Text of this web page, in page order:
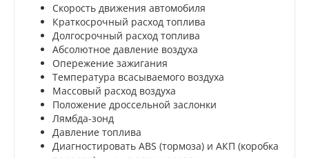
Скорость движения автомобиля
Краткосрочный расход топлива
Долгосрочный расход топлива
Абсолютное давление воздуха
Опережение зажигания
Температура всасываемого воздуха
Массовый расход воздуха
Положение дроссельной заслонки
Лямбда-зонд
Давление топлива
Диагностировать ABS (тормоза) и АКП (коробка